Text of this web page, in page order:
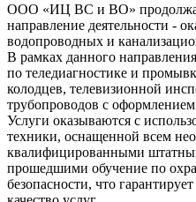
ООО «ИЦ ВС и ВО»
направление деятельности -
водопроводных и
В рамках данного
по теледиагностике и
колодцев, телевизионной
трубопроводов с
Услуги оказываются с
техники, оснащенной всем
квалифицированными
прошедшими обучение по
безопасности, что